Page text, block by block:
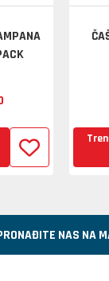
NAS NA